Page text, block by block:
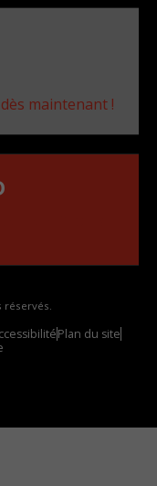
maintenant !
Plan du site